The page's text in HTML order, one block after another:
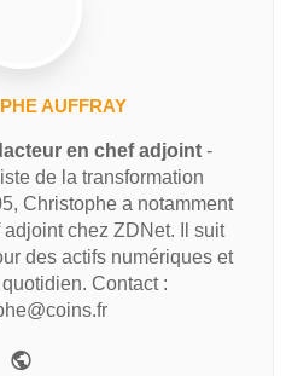
AUFFRAY
en chef adjoint -
de la transformation
Christophe a notamment
chez ZDNet. Il suit
des actifs numériques et
Contact :